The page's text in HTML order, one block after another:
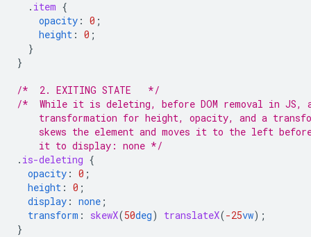
. item {
opacity : 0 ;
height : 0 ;
}
}
/*  2. EXITING STATE   */
/*  While it is deleting, before DOM removal in JS,
transformation for height, opacity, and a
skews the element and moves it to the left
    it to display: none */
. is-deleting {
opacity : 0 ;
height : 0 ;
display : none ;
transform : skewX(50deg) translateX(-25vw);
}